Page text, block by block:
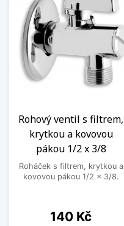
Rohový ventil s filtrem,
krytkou a kovovou
pákou 1/2 x 3/8
Roháček s filtrem, krytkou a
kovovou pákou 1/2 x 3/8.
Cena
140 Kč